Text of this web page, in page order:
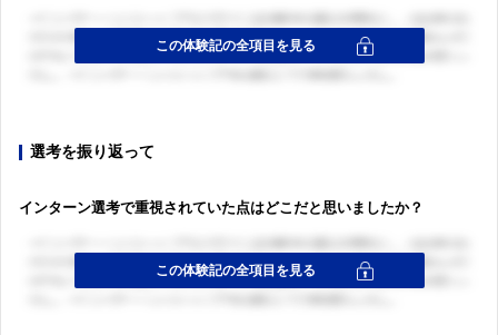
選考を振り返って
インターン選考で重視されていた点はどこだと思いましたか？